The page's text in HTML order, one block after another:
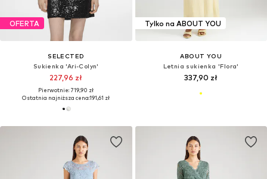
OFERTA
SELECTED
Sukienka 'Ari-Colyn'
227,96 zł
Pierwotnie: 719,90 zł
Ostatnia najniższa cena:191,61 zł
Tylko na ABOUT YOU
ABOUT YOU
Letnia sukienka 'Flora'
337,90 zł